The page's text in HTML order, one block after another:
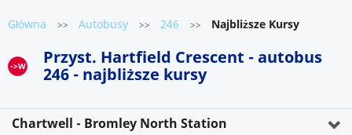
Główna >> Autobusy >> 246 >> Najbliższe Kursy
->W
Przyst. Hartfield Crescent - autobus
246 - najbliższe kursy
Chartwell - Bromley North Station